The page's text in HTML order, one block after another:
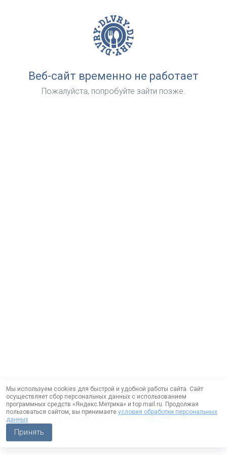
Веб-сайт временно не работает
Пожалуйста, попробуйте зайти позже.
Мы используем cookies для быстрой и удобной работы сайта. Сайт
осуществляет сбор персональных данных с использованием
программных средств «Яндекс.Метрика» и top.mail.ru. Продолжая
пользоваться сайтом, вы принимаете условия обработки персональных
данных
Принять